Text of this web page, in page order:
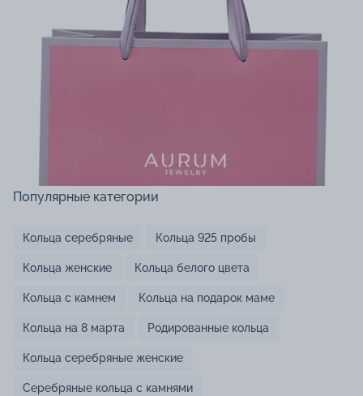
Популярные категории
Кольца серебряные Кольца 925 пробы
Кольца женские Кольца белого цвета
Кольца с камнем Кольца на подарок маме
Кольца на 8 марта Родированные кольца
Кольца серебряные женские
Серебряные кольца с камнями